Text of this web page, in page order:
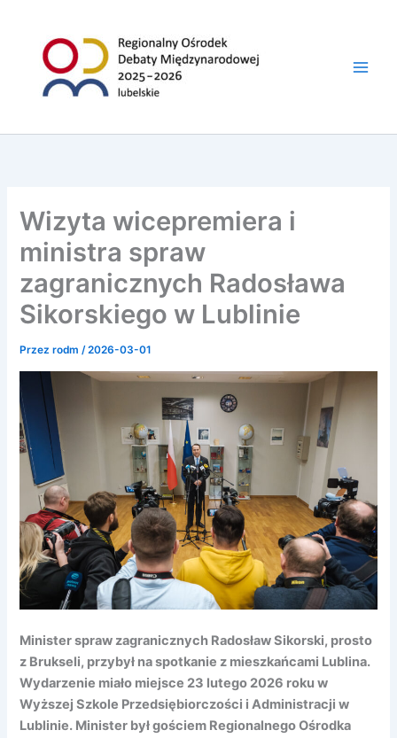
Wizyta wicepremiera i
ministra spraw
zagranicznych Radosława
Sikorskiego w Lublinie
Przezrodm/2026-03-01
Minister spraw zagranicznych Radosław Sikorski, prosto
z Brukseli, przybył na spotkanie z mieszkańcami Lublina.
Wydarzenie miało miejsce 23 lutego 2026 roku w
Wyższej Szkole Przedsiębiorczości i Administracji w
Lublinie. Minister był gościem Regionalnego Ośrodka